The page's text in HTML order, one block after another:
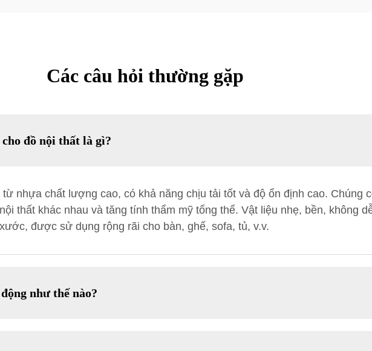
Các câu hỏi thường gặp
đồ nội thất là gì?
nhựa chất lượng cao, có khả năng chịu tải tốt và độ ổn định cao. Chúng
thất khác nhau và tăng tính thẩm mỹ tổng thể. Vật liệu nhẹ, bền, không
được sử dụng rộng rãi cho bàn, ghế, sofa, tủ, v.v.
như thế nào?